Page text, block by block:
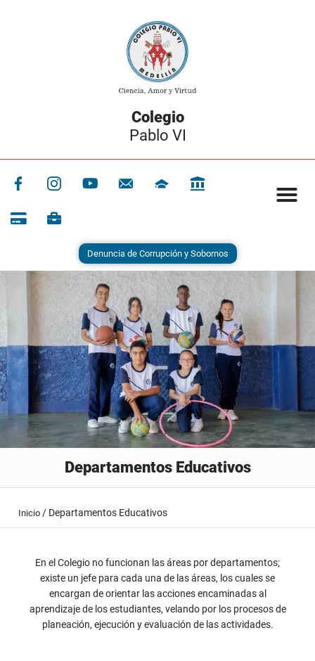
Colegio
Pablo VI
Denuncia de Corrupción y Sobornos
Departamentos Educativos
Inicio / Departamentos Educativos
En el Colegio no funcionan las áreas por departamentos;
existe un jefe para cada una de las áreas, los cuales se
encargan de orientar las acciones encaminadas al
aprendizaje de los estudiantes, velando por los procesos de
planeación, ejecución y evaluación de las actividades.